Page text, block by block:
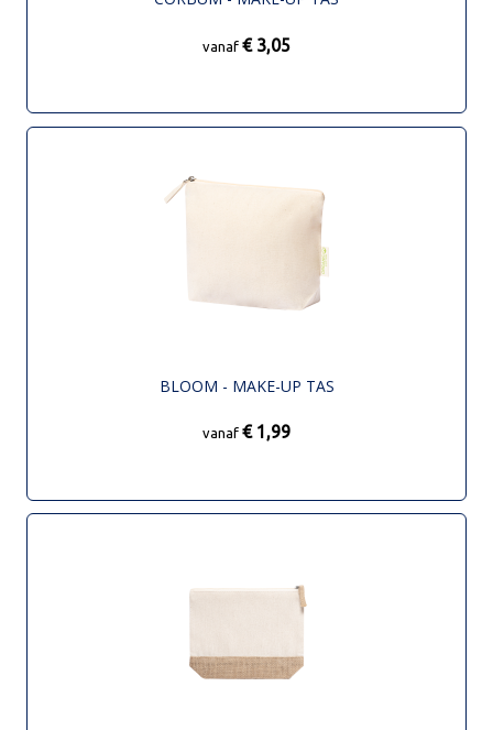
vanaf € 3,05
BLOOM - MAKE-UP TAS
vanaf € 1,99